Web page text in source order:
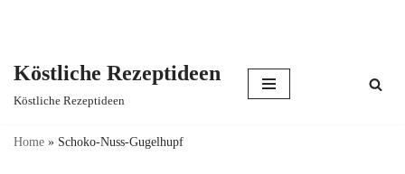
content
Köstliche Rezeptideen
Köstliche Rezeptideen
Home » Schoko-Nuss-Gugelhupf